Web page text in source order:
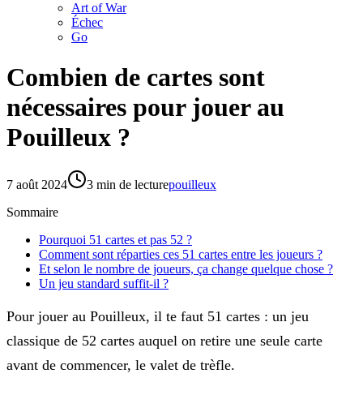
Art of War
Échec
Go
Combien de cartes sont
nécessaires pour jouer au
Pouilleux ?
7 août 2024 3 min de lecturepouilleux
Sommaire
Pourquoi 51 cartes et pas 52 ?
Comment sont réparties ces 51 cartes entre les joueurs ?
Et selon le nombre de joueurs, ça change quelque chose ?
Un jeu standard suffit-il ?
Pour jouer au Pouilleux, il te faut 51 cartes : un jeu
classique de 52 cartes auquel on retire une seule carte
avant de commencer, le valet de trèfle.